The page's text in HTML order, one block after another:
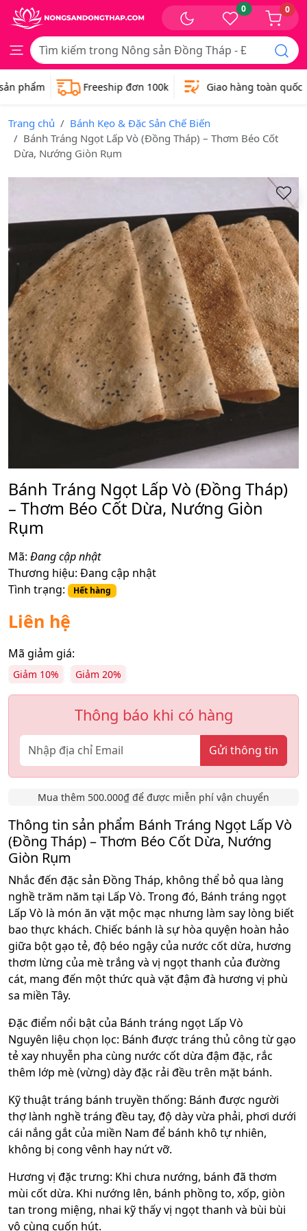
0 0
phẩm Freeship đơn 100k Giao hàng toàn quốc
Trang chủ
Bánh Kẹo & Đặc Sản Chế Biến
Bánh Tráng Ngọt Lấp Vò (Đồng Tháp) – Thơm Béo Cốt
Dừa, Nướng Giòn Rụm
Bánh Tráng Ngọt Lấp Vò (Đồng Tháp)
– Thơm Béo Cốt Dừa, Nướng Giòn
Rụm
Mã: Đang cập nhật
Thương hiệu: Đang cập nhật
Tình trạng:
Hết hàng
Liên hệ
Mã giảm giá:
Giảm 10% Giảm 20%
Thông báo khi có hàng
Gửi thông tin
Mua thêm 500.000₫ để được miễn phí vận chuyển
Thông tin sản phẩm Bánh Tráng Ngọt Lấp Vò
(Đồng Tháp) – Thơm Béo Cốt Dừa, Nướng
Giòn Rụm
Nhắc đến đặc sản Đồng Tháp, không thể bỏ qua làng
nghề trăm năm tại Lấp Vò. Trong đó, Bánh tráng ngọt
Lấp Vò là món ăn vặt mộc mạc nhưng làm say lòng biết
bao thực khách. Chiếc bánh là sự hòa quyện hoàn hảo
giữa bột gạo tẻ, độ béo ngậy của nước cốt dừa, hương
thơm lừng của mè trắng và vị ngọt thanh của đường
cát, mang đến một thức quà vặt đậm đà hương vị phù
sa miền Tây.
Đặc điểm nổi bật của Bánh tráng ngọt Lấp Vò
Nguyên liệu chọn lọc: Bánh được tráng thủ công từ gạo
tẻ xay nhuyễn pha cùng nước cốt dừa đậm đặc, rắc
thêm lớp mè (vừng) dày đặc rải đều trên mặt bánh.
Kỹ thuật tráng bánh truyền thống: Bánh được người
thợ lành nghề tráng đều tay, độ dày vừa phải, phơi dưới
cái nắng gắt của miền Nam để bánh khô tự nhiên,
không bị cong vênh hay nứt vỡ.
Hương vị đặc trưng: Khi chưa nướng, bánh đã thơm
mùi cốt dừa. Khi nướng lên, bánh phồng to, xốp, giòn
tan trong miệng, nhai kỹ thấy vị ngọt thanh và bùi bùi
vô cùng cuốn hút.